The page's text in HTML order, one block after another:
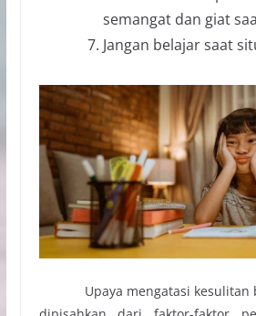
semangat dan giat
Jangan belajar saat
Upaya mengatasi kesulitan